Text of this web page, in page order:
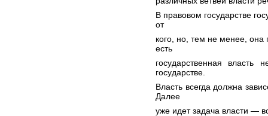
В правовом государстве
от
кого, но, тем не менее, она
есть
государственная
государстве.
Власть всегда должна
Далее
уже идет задача власти —